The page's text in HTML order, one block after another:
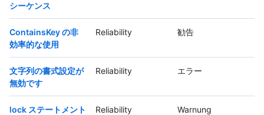
シーケンス
ContainsKey の非
効率的な使用
Reliability 勧告
文字列の書式設定が
無効です
Reliability エラー
lock ステートメント
Reliability Warnung